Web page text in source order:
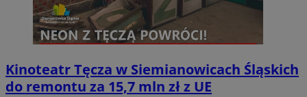
Kinoteatr Tęcza w Siemianowicach Śląskich
do remontu za 15,7 mln zł z UE